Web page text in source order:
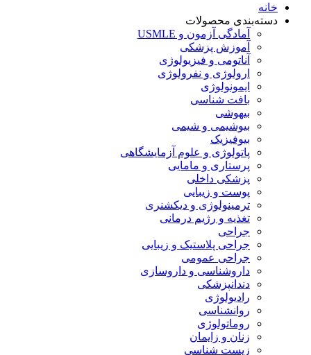
خانه
دسته‌بندی محصولات
آمادگی آزمون و USMLE
آموزش پزشکی
آناتومی و فیزیولوژی
ارولوژی و نفرولوژی
ایمونولوژی
بافت شناسی
بیهوشی
بیوشیمی و شیمی
بیوفیزیک
پاتولوژی و علوم آزمایشگاهی
پرستاری و مامایی
پزشکی داخلی
پوست و زیبایی
ترمینولوژی و دیکشنری
تغذیه و رژیم درمانی
جراحی
جراحی پلاستیک و زیبایی
جراحی عمومی
داروشناسی و داروسازی
دندانپزشکی
رادیولوژی
روانشناسی
روماتولوژی
زنان و زایمان
زیست شناسی